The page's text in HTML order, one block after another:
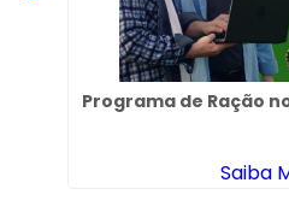
Programa de Ração
Saiba